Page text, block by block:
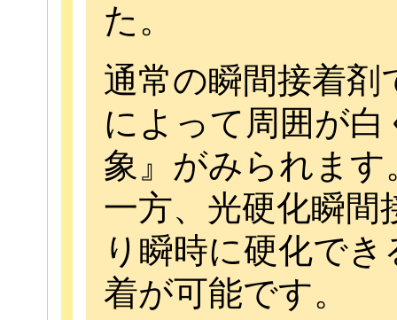
た。
通常の瞬間接着
によって周囲が
象』がみられます
一方、光硬化瞬間
り瞬時に硬化で
着が可能です。